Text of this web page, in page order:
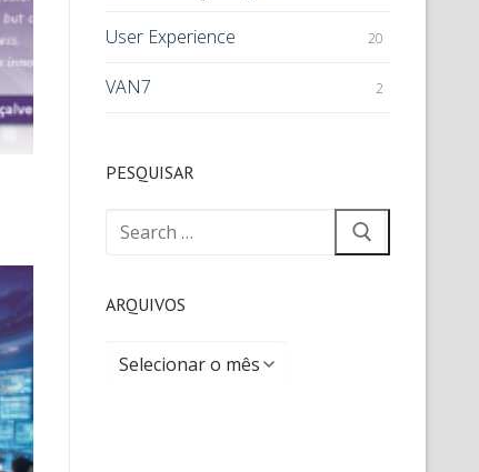
User Experience 20
VAN7 2
PESQUISAR
ARQUIVOS